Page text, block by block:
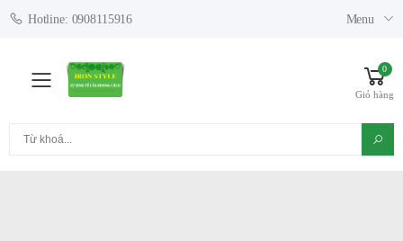
Hotline: 0908115916 Menu
Toggle mobile menu
0
Giỏ hàng